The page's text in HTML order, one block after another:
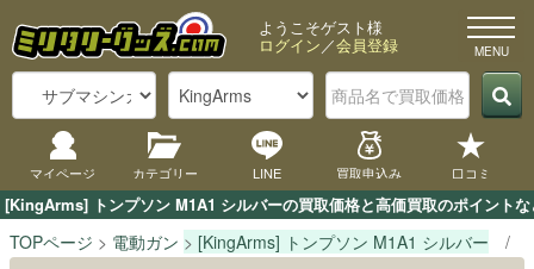
[KingArms] トンプソン M1A1 シルバーの買取価格と高価買取のポイント
ようこそゲスト様
ログイン／会員登録
マイページ カテゴリー LINE 買取申込み 口コミ
TOPページ 電動ガン [KingArms] トンプソン M1A1 シルバー